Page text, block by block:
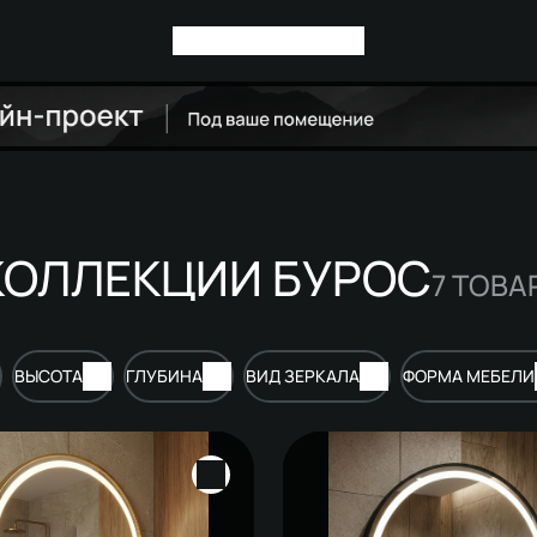
БУРОС7
ВЫСОТА ГЛУБИНА ВИД ЗЕРКАЛА ФОРМА МЕБЕЛИ